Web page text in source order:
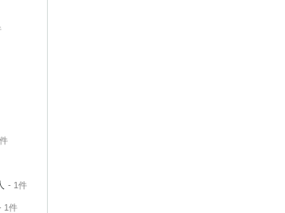
- 1件
1件